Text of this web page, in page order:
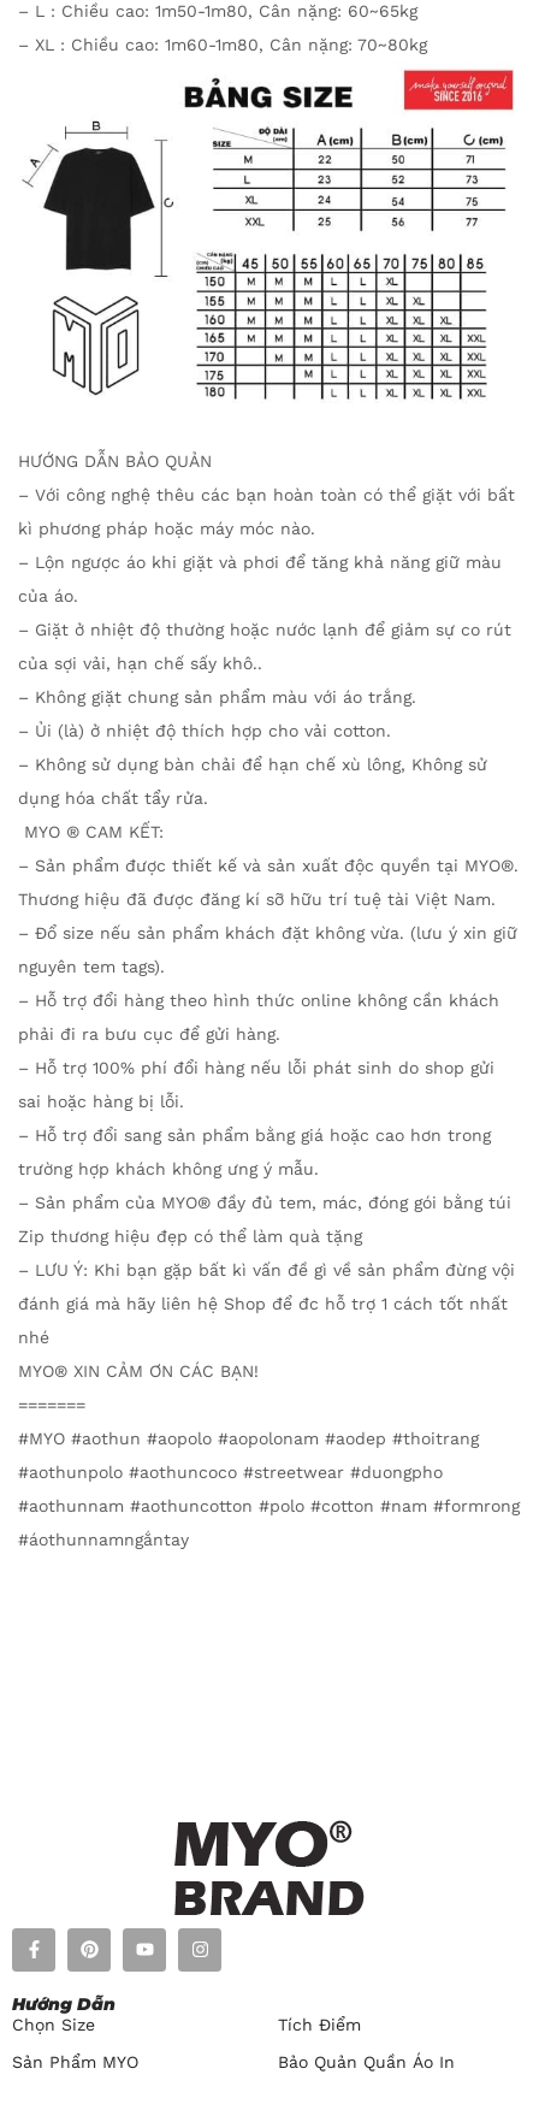
– L : Chiều cao: 1m50-1m80, Cân nặng: 60~65kg
– XL : Chiều cao: 1m60-1m80, Cân nặng: 70~80kg
HƯỚNG DẪN BẢO QUẢN
– Với công nghệ thêu các bạn hoàn toàn có thể giặt với bất
kì phương pháp hoặc máy móc nào.
– Lộn ngược áo khi giặt và phơi để tăng khả năng giữ màu
của áo.
– Giặt ở nhiệt độ thường hoặc nước lạnh để giảm sự co rút
của sợi vải, hạn chế sấy khô..
– Không giặt chung sản phẩm màu với áo trắng.
– Ủi (là) ở nhiệt độ thích hợp cho vải cotton.
– Không sử dụng bàn chải để hạn chế xù lông, Không sử
dụng hóa chất tẩy rửa.
MYO ® CAM KẾT:
– Sản phẩm được thiết kế và sản xuất độc quyền tại MYO®.
Thương hiệu đã được đăng kí sỡ hữu trí tuệ tài Việt Nam.
– Đổ size nếu sản phẩm khách đặt không vừa. (lưu ý xin giữ
nguyên tem tags).
– Hỗ trợ đổi hàng theo hình thức online không cần khách
phải đi ra bưu cục để gửi hàng.
– Hỗ trợ 100% phí đổi hàng nếu lỗi phát sinh do shop gửi
sai hoặc hàng bị lỗi.
– Hỗ trợ đổi sang sản phẩm bằng giá hoặc cao hơn trong
trường hợp khách không ưng ý mẫu.
– Sản phẩm của MYO® đầy đủ tem, mác, đóng gói bằng túi
Zip thương hiệu đẹp có thể làm quà tặng
– LƯU Ý: Khi bạn gặp bất kì vấn đề gì về sản phẩm đừng vội
đánh giá mà hãy liên hệ Shop để đc hỗ trợ 1 cách tốt nhất
nhé
MYO® XIN CẢM ƠN CÁC BẠN!
=======
#MYO #aothun #aopolo #aopolonam #aodep #thoitrang
#aothunpolo #aothuncoco #streetwear #duongpho
#aothunnam #aothuncotton #polo #cotton #nam #formrong
#áothunnamngắntay
Hướng Dẫn​
Chọn Size
Sản Phẩm MYO
Tích Điểm
Bảo Quản Quần Áo In